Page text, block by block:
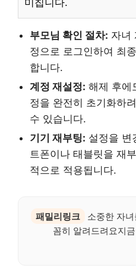
미칩니다.
부모님 확인 절차: 자녀
정으로 로그인하여 최
합니다.
계정 재설정: 해제 후에
정을 완전히 초기화하
수 있습니다.
기기 재부팅: 설정을 변
트폰이나 태블릿을 재
적으로 적용됩니다.
패밀리링크
소중한 자
꼼히 알려드려요지